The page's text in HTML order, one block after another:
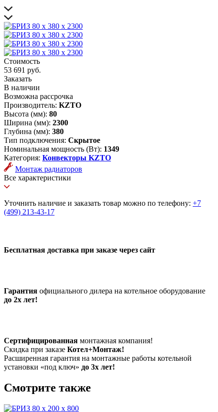
Стоимость
53 691 руб.
Заказать
В наличии
Возможна рассрочка
Производитель: KZTO
Высота (мм): 80
Ширина (мм): 2300
Глубина (мм): 380
Тип подключения: Скрытое
Номинальная мощность (Вт): 1349
Категория: Конвекторы KZTO
Монтаж радиаторов
Все характеристики
Уточнить наличие и заказать товар можно по телефону: +7
(499) 213-43-17
Бесплатная доставка при заказе через сайт
Гарантия официального дилера на котельное оборудование
до 2х лет!
Сертифицированная монтажная компания!
Скидка при заказе Котел+Монтаж!
Расширенная гарантия на монтажные работы котельной
установки «под ключ» до 3х лет!
Смотрите также